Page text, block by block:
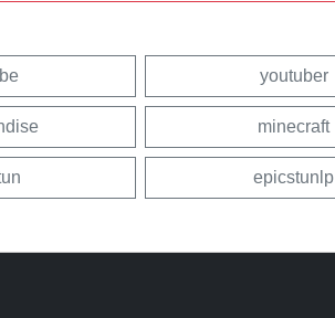
youtuber
minecraft
epicstunlp